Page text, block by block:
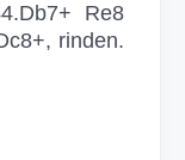
Re8
rinden.